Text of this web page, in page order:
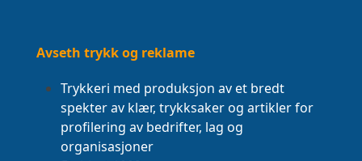
Avseth trykk og reklame
Trykkeri med produksjon av et bredt
spekter av klær, trykksaker og artikler for
profilering av bedrifter, lag og
organisasjoner